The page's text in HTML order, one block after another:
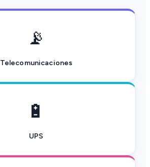
📡
Telecomunicaciones
🔋
UPS